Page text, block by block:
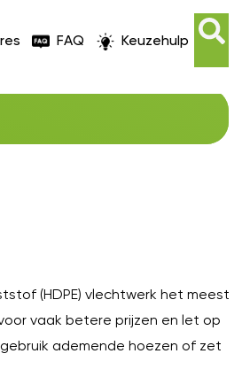
FAQ Keuzehulp
(HDPE) vlechtwerk het meest
vaak betere prijzen en let op
ademende hoezen of zet